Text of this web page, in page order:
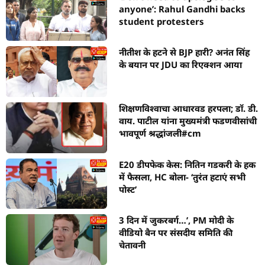
anyone’: Rahul Gandhi backs
student protesters
नीतीश के हटने से BJP हारी? अनंत सिंह
के बयान पर JDU का रिएक्शन आया
शिक्षणविश्वाचा आधारवड हरपला; डॉ. डी.
वाय. पाटील यांना मुख्यमंत्री फडणवीसांची
भावपूर्ण श्रद्धांजली#cm
E20 डीपफेक केस: नितिन गडकरी के हक
में फैसला, HC बोला- ‘तुरंत हटाएं सभी
पोस्ट’
3 दिन में जुकरबर्ग…’, PM मोदी के
वीडियो बैन पर संसदीय समिति की
चेतावनी